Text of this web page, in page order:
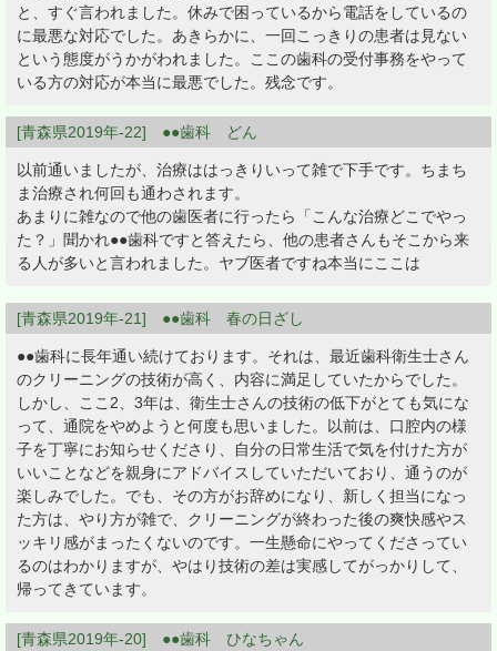
と、すぐ言われました。休みで困っているから電話をしているの
に最悪な対応でした。あきらかに、一回こっきりの患者は見ない
という態度がうかがわれました。ここの歯科の受付事務をやって
いる方の対応が本当に最悪でした。残念です。
[青森県2019年-22] ●●歯科 どん
以前通いましたが、治療ははっきりいって雑で下手です。ちまち
ま治療され何回も通わされます。
あまりに雑なので他の歯医者に行ったら「こんな治療どこでやっ
た？」聞かれ●●歯科ですと答えたら、他の患者さんもそこから来
る人が多いと言われました。ヤブ医者ですね本当にここは
[青森県2019年-21] ●●歯科 春の日ざし
●●歯科に長年通い続けております。それは、最近歯科衛生士さん
のクリーニングの技術が高く、内容に満足していたからでした。
しかし、ここ2、3年は、衛生士さんの技術の低下がとても気にな
って、通院をやめようと何度も思いました。以前は、口腔内の様
子を丁寧にお知らせくださり、自分の日常生活で気を付けた方が
いいことなどを親身にアドバイスしていただいており、通うのが
楽しみでした。でも、その方がお辞めになり、新しく担当になっ
た方は、やり方が雑で、クリーニングが終わった後の爽快感やス
ッキリ感がまったくないのです。一生懸命にやってくださってい
るのはわかりますが、やはり技術の差は実感してがっかりして、
帰ってきています。
[青森県2019年-20] ●●歯科 ひなちゃん